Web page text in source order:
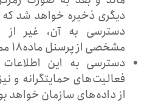
دیگری ذخیره خواهد شد
دسترسی به آن، غیر از
مشخصی از پرسنل ماده۱۸ ممکن نخواهد بود.
دسترسی به این
فعالیت‌های حمایتگرانه و
از داده‌های سازمان خواهد